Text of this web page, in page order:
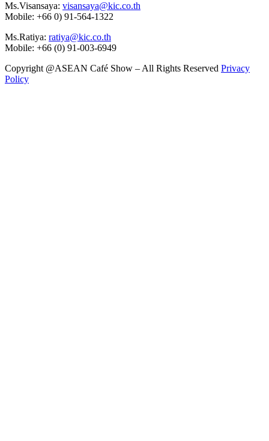
Ms.Visansaya: visansaya@kic.co.th
Mobile: +66 0) 91-564-1322
Ms.Ratiya: ratiya@kic.co.th
Mobile: +66 (0) 91-003-6949
Copyright @ASEAN Café Show – All Rights Reserved Privacy
Policy